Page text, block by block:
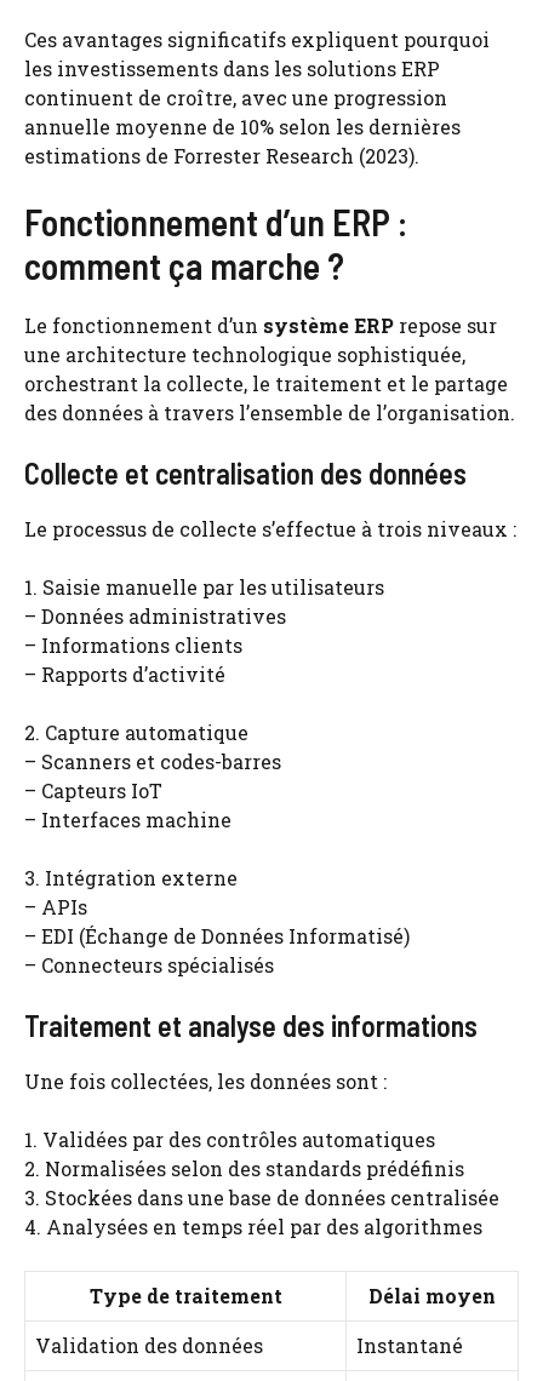
Ces avantages significatifs expliquent pourquoi
les investissements dans les solutions ERP
continuent de croître, avec une progression
annuelle moyenne de 10% selon les dernières
estimations de Forrester Research (2023).
Fonctionnement d’un ERP :
comment ça marche ?
Le fonctionnement d’un système ERP repose sur
une architecture technologique sophistiquée,
orchestrant la collecte, le traitement et le partage
des données à travers l’ensemble de l’organisation.
Collecte et centralisation des données
Le processus de collecte s’effectue à trois niveaux :
1. Saisie manuelle par les utilisateurs
– Données administratives
– Informations clients
– Rapports d’activité
2. Capture automatique
– Scanners et codes-barres
– Capteurs IoT
– Interfaces machine
3. Intégration externe
– APIs
– EDI (Échange de Données Informatisé)
– Connecteurs spécialisés
Traitement et analyse des informations
Une fois collectées, les données sont :
1. Validées par des contrôles automatiques
2. Normalisées selon des standards prédéfinis
3. Stockées dans une base de données centralisée
4. Analysées en temps réel par des algorithmes
Type de traitement
Délai moyen
Validation des données
Instantané